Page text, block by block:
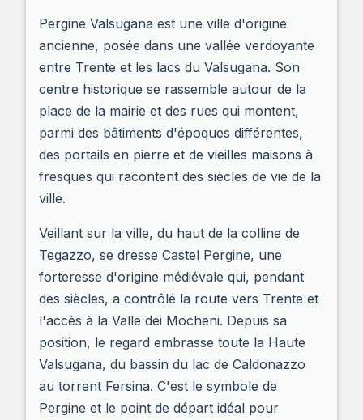
Pergine Valsugana est une ville d'origine
ancienne, posée dans une vallée verdoyante
entre Trente et les lacs du Valsugana. Son
centre historique se rassemble autour de la
place de la mairie et des rues qui montent,
parmi des bâtiments d'époques différentes,
des portails en pierre et de vieilles maisons à
fresques qui racontent des siècles de vie de la
ville.
Veillant sur la ville, du haut de la colline de
Tegazzo, se dresse Castel Pergine, une
forteresse d'origine médiévale qui, pendant
des siècles, a contrôlé la route vers Trente et
l'accès à la Valle dei Mocheni. Depuis sa
position, le regard embrasse toute la Haute
Valsugana, du bassin du lac de Caldonazzo
au torrent Fersina. C'est le symbole de
Pergine et le point de départ idéal pour